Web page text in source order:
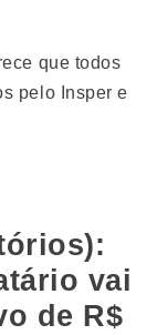
que todos
pelo Insper e
vai
de R$